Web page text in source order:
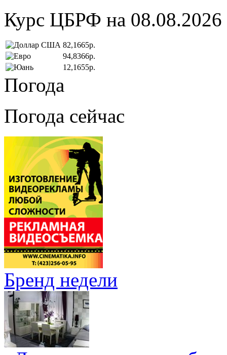
Курс ЦБРФ на 08.08.2026
82,1665р.
94,8366р.
12,1655р.
Погода
Погода сейчас
Бренд недели